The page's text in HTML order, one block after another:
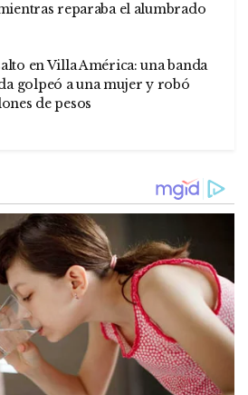
reparaba el alumbrado
en Villa América: una banda
golpeó a una mujer y robó
de pesos